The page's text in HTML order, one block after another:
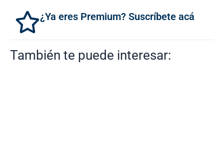
¿Ya eres Premium? Suscríbete acá
También te puede interesar: